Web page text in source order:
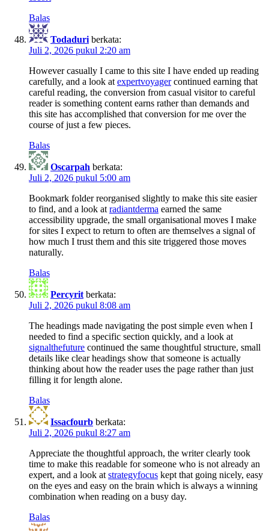
Balas
Todaduri berkata:
Juli 2, 2026 pukul 2:20 am
However casually I came to this site I have ended up reading
carefully, and a look at expertvoyagercontinued earning that
careful reading, the conversion from casual visitor to careful
reader is something content earns rather than demands and
this site has accomplished that conversion for me over the
course of just a few pieces.
Balas
Oscarpah berkata:
Juli 2, 2026 pukul 5:00 am
Bookmark folder reorganised slightly to make this site easier
to find, and a look at radiantderma earned the same
accessibility upgrade, the small organisational moves I make
for sites I expect to return to often are themselves a signal of
how much I trust them and this site triggered those moves
naturally.
Balas
Percyrit berkata:
Juli 2, 2026 pukul 8:08 am
The headings made navigating the post simple even when I
needed to find a specific section quickly, and a look at
signalthefuture continued the same thoughtful structure, small
details like clear headings show that someone is actually
thinking about how the reader uses the page rather than just
filling it for length alone.
Balas
Issacfourb berkata:
Juli 2, 2026 pukul 8:27 am
Appreciate the thoughtful approach, the writer clearly took
time to make this readable for someone who is not already an
expert, and a look at strategyfocus kept that going nicely, easy
on the eyes and easy on the brain which is always a winning
combination when reading on a busy day.
Balas